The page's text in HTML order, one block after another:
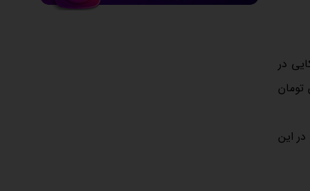
در
در این سناریو، سکه امامی احتمالاً تا نیمه کانال ۹۰ میلیون تومان
دارد. در این